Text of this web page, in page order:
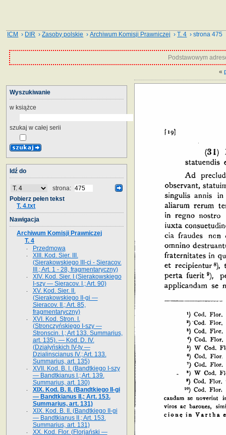
ICM › DIR ›Zasoby polskie ›Archiwum Komisji Prawniczej ›T. 4 › strona 475
Podstawowym
«
Wyszukiwanie
w książce
szukaj w całej serii
Idź do
strona:
Pobierz pełen tekst
T. 4.txt
Nawigacja
Archiwum Komisji Prawniczej
T. 4
Przedmowa
XIII. Kod. Sier. III.
(Sierakowskiego III-ci - Sieracov.
III.; Art. 1 - 28, fragmentaryczny)
XIV. Kod. Sier. I (Sierakowskiego
I-szy — Sieracov. I.; Art. 90)
XV. Kod. Sier. II.
(Sierakowskiego II-gi —
Sieracov. II.; Art. 85,
fragmentaryczny)
XVI. Kod. Stron. I.
(Stronczyńskiego I-szy —
Stronscin. I.; Art 133. Summarius,
art. 135). — Kod. D. IV.
(Działyńskich IV-ty —
Dzialinscianus IV.; Art. 133.
Summarius, art. 135)
XVII. Kod. B. I. (Bandtkiego I-szy
— Bandtkianus I.; Art. 139.
Summarius, art. 130)
XIX. Kod. B. II. (Bandtkiego II-gi
— Bandtkianus II.; Art. 153.
Summarius, art. 131)
XIX. Kod. B. II. (Bandtkiego II-gi
— Bandtkianus II.; Art. 153.
Summarius, art. 131)
XX. Kod. Flor. (Florjański —